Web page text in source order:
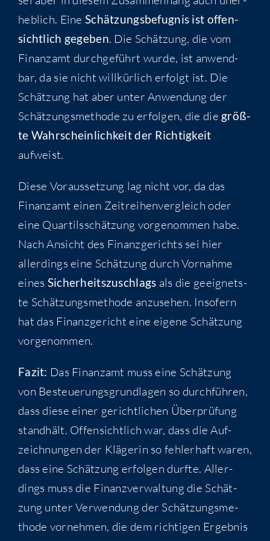
heb­lich. Eine Schät­zungs­be­fug­nis ist offen­
sicht­lich gege­ben. Die Schät­zung, die vom
Finanz­amt durch­ge­führt wur­de, ist anwend­
bar, da sie nicht will­kür­lich erfolgt ist. Die
Schät­zung hat aber unter Anwen­dung der
Schät­zungs­me­tho­de zu erfol­gen, die die größ­
te Wahr­schein­lich­keit der Rich­tig­keit
aufweist.
Die­se Vor­aus­set­zung lag nicht vor, da das
Finanz­amt einen Zeit­rei­hen­ver­gleich oder
eine Quar­tils­schät­zung vor­ge­nom­men habe.
Nach Ansicht des Finanz­ge­richts sei hier
aller­dings eine Schät­zung durch Vor­nah­me
eines Sicher­heits­zu­schlags als die geeig­nets­
te Schät­zungs­me­tho­de anzu­se­hen. Inso­fern
hat das Finanz­ge­richt eine eige­ne Schät­zung
vorgenommen.
Fazit: Das Finanz­amt muss eine Schät­zung
von Besteue­rungs­grund­la­gen so durch­füh­ren,
dass die­se einer gericht­li­chen Über­prü­fung
stand­hält. Offen­sicht­lich war, dass die Auf­
zeich­nun­gen der Klä­ge­rin so feh­ler­haft waren,
dass eine Schät­zung erfol­gen durf­te. Aller­
dings muss die Finanz­ver­wal­tung die Schät­
zung unter Ver­wen­dung der Schät­zungs­me­
tho­de vor­neh­men, die dem rich­ti­gen Ergeb­nis